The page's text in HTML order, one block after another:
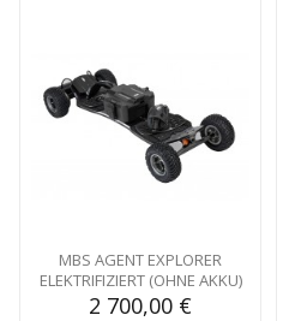
MBS AGENT EXPLORER
ELEKTRIFIZIERT (OHNE AKKU)
2 700,00 €